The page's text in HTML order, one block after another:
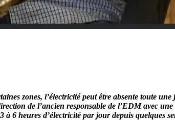
zones, l’électricité peut être absente toute
de l’ancien responsable de l’EDM avec
6 heures d’électricité par jour depuis quelques